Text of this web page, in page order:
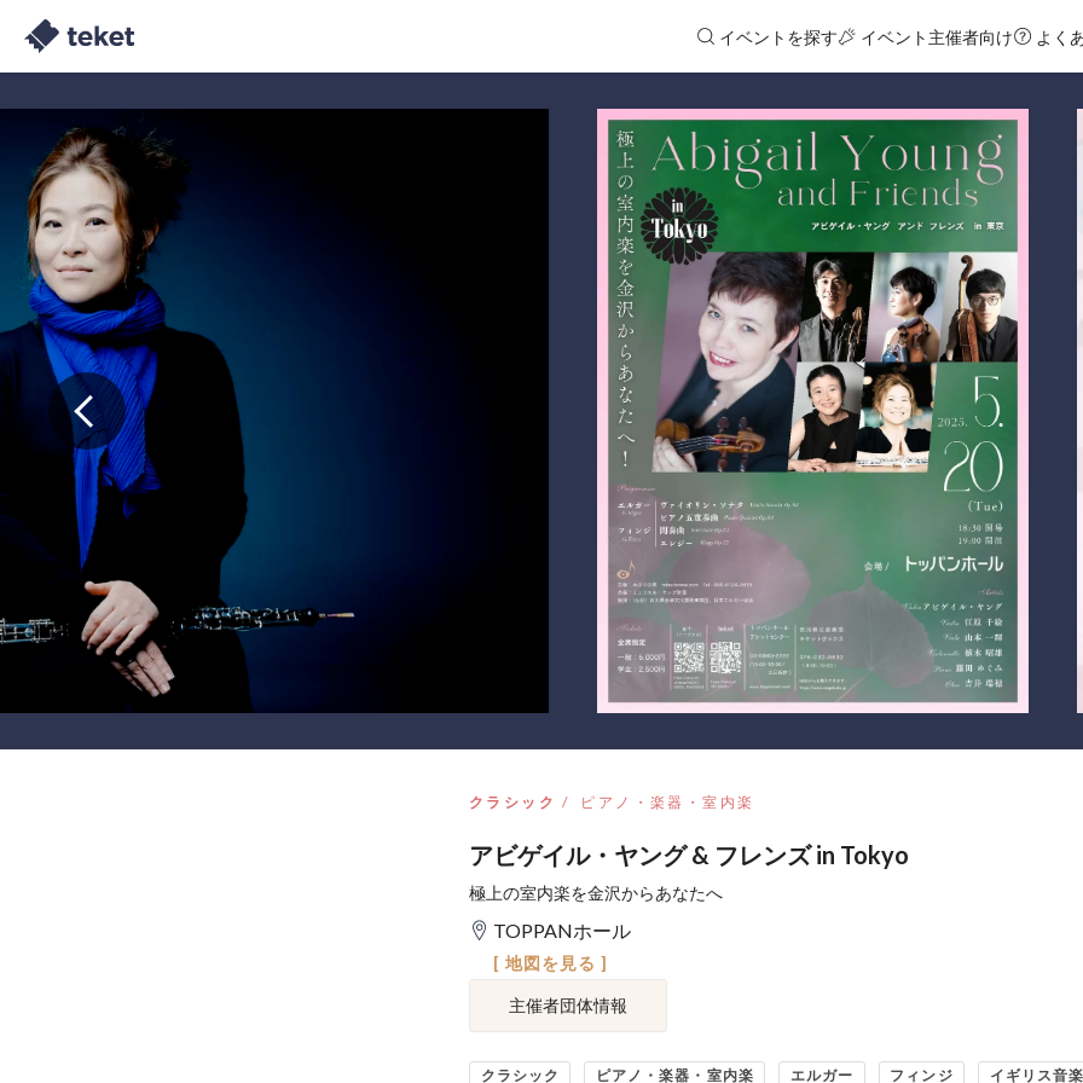
イベントを探す イベント主催者向け よく
クラシック ピアノ・楽器・室内楽
アビゲイル・ヤング & フレンズ in Tokyo
極上の室内楽を金沢からあなたへ
TOPPANホール
[ 地図を見る ]
主催者団体情報
クラシック ピアノ・楽器・室内楽 エルガー フィンジ イギリス音